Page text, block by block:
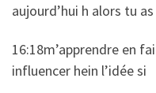
aujourd’hui h alors tu
16:18m’apprendre en
influencer hein l’idée si